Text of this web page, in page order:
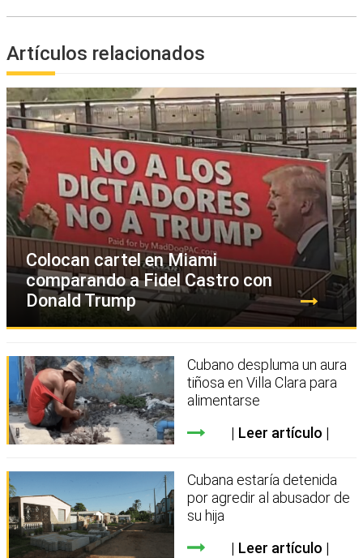
Artículos relacionados
Colocan cartel en Miami
comparando a Fidel Castro con
Donald Trump
Cubano despluma un aura
tiñosa en Villa Clara para
alimentarse
Leer artículo
Cubana estaría detenida
por agredir al abusador de
su hija
Leer artículo